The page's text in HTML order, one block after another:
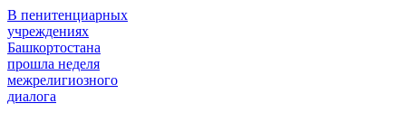
В пенитенциарных
учреждениях
Башкортостана
прошла неделя
межрелигиозного
диалога